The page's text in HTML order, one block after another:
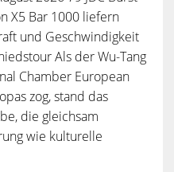
X5 Bar 1000 liefern
und Geschwindigkeit
Als der Wu-Tang
Chamber European
zog, stand das
die gleichsam
wie kulturelle